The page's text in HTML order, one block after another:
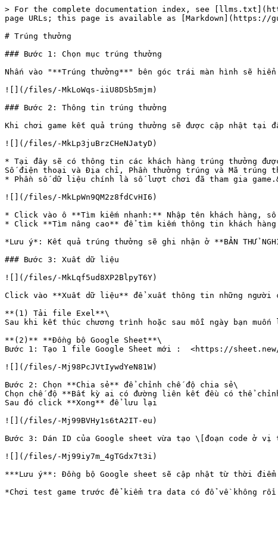
> For the complete documentation index, see
page URLs; this page is available as [Markdown](https://
# Trúng thưởng
### Bước 1: Chọn mục trúng thưởng
Nhấn vào "**Trúng thưởng**" bên góc trái màn hình sẽ
![](/files/-MkLoWqs-iiU8DSb5mjm)
### Bước 2: Thông tin trúng thưởng
Khi chơi game kết quả trúng thưởng sẽ được cập nhật tại
![](/files/-MkLp3juBrzCHeNJatyD)
* Tại đây sẽ có thông tin các khách hàng trúng thưởng
Số điện thoại và Địa chỉ, Phần thưởng trúng và Mã trúng
* Phần số dữ liệu chính là số lượt chơi đã tham gia
![](/files/-MkLpWn9QM2z8fdCvHI6)
* Click vào ô **Tìm kiếm nhanh:** Nhập tên khách hàng,
* Click **Tìm nâng cao** để tìm kiếm thông tin khách
*Lưu ý*: Kết quả trúng thưởng sẽ ghi nhận ở **BẢN THỬ
### Bước 3: Xuất dữ liệu
![](/files/-MkLqf5ud8XP2BlpyT6Y)
Click vào **Xuất dữ liệu** để xuất thông tin những người
**(1) Tải file Exel**\
Sau khi kết thúc chương trình hoặc sau mỗi ngày bạn
**(2)** **Đồng bộ Google Sheet**\
Bước 1: Tạo 1 file Google Sheet mới :  <https://
![](/files/-Mj98PcJVtIywdYeN81W)
Bước 2: Chọn **Chia sẻ** để chỉnh chế độ chia sẻ\
Chọn chế độ **Bất kỳ ai có đường liên kết đều có thể
Sau đó click **Xong** để lưu lại
![](/files/-Mj99BVHy1s6tA2IT-eu)
Bước 3: Dán ID của Google sheet vừa tạo \[đoạn code ở
![](/files/-Mj99iy7m_4gTGdx7t3i)
***Lưu ý**: Đồng bộ Google sheet sẽ cập nhật từ thời